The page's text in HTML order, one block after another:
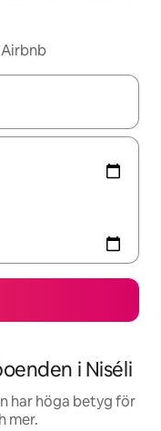
med upp- och
i Niséli
har höga betyg för
mer.